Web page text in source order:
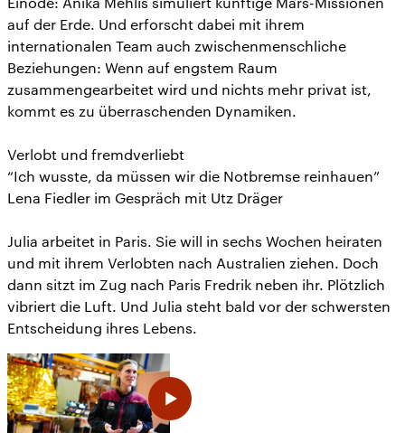
auf der Erde. Und erforscht dabei mit ihrem
internationalen Team auch zwischenmenschliche
Beziehungen: Wenn auf engstem Raum
zusammengearbeitet wird und nichts mehr privat ist,
kommt es zu überraschenden Dynamiken.
Verlobt und fremdverliebt
“Ich wusste, da müssen wir die Notbremse reinhauen”
Lena Fiedler im Gespräch mit Utz Dräger
Julia arbeitet in Paris. Sie will in sechs Wochen heiraten
und mit ihrem Verlobten nach Australien ziehen. Doch
dann sitzt im Zug nach Paris Fredrik neben ihr. Plötzlich
vibriert die Luft. Und Julia steht bald vor der schwersten
Entscheidung ihres Lebens.